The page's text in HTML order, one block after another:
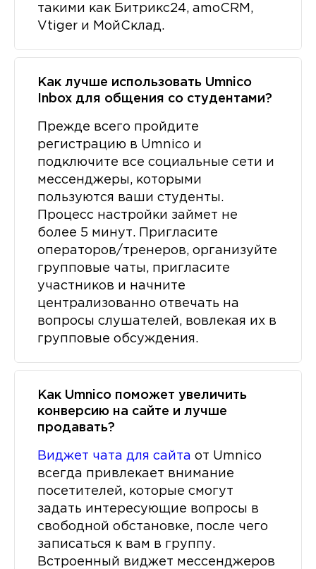
такими как Битрикс24, amoCRM,
Vtiger и МойСклад.
Как лучше использовать Umnico
Inbox для общения со студентами?
Прежде всего пройдите
регистрацию в Umnico и
подключите все социальные сети и
мессенджеры, которыми
пользуются ваши студенты.
Процесс настройки займет не
более 5 минут. Пригласите
операторов/тренеров, организуйте
групповые чаты, пригласите
участников и начните
централизованно отвечать на
вопросы слушателей, вовлекая их в
групповые обсуждения.
Как Umnico поможет увеличить
конверсию на сайте и лучше
продавать?
Виджет чата для сайта от Umnico
всегда привлекает внимание
посетителей, которые смогут
задать интересующие вопросы в
свободной обстановке, после чего
записаться к вам в группу.
Встроенный виджет мессенджеров